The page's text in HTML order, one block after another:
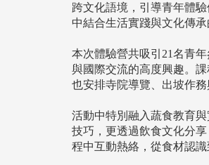
跨文化語境，引導青年體
中結合生活實踐與文化傳承
本次體驗營共吸引21名青
與國際交流的高度興趣。
也安排寺院導覽、出坡作
活動中特別融入蔬食教育
技巧，更透過飲食文化分
程中互動熱絡，從食材認